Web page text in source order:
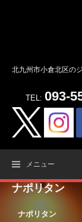
北九州市小倉北区の
TEL: 093-
メニュー
ナポリタン
ナポリタン